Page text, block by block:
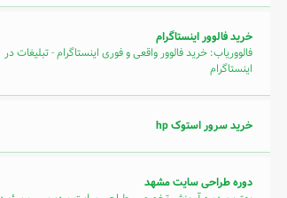
خرید فالوور اینستاگرام
فالووریاب: خرید فالوور واقعی و فوری اینستاگرام - تبلیغات در
اینستاگرام
خرید سرور استوک hp
دوره طراحی سایت مشهد